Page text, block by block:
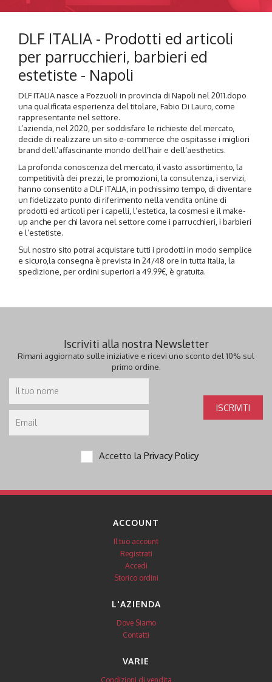
DLF ITALIA - Prodotti ed articoli
per parrucchieri, barbieri ed
estetiste - Napoli
DLF ITALIA nasce a Pozzuoli in provincia di Napoli nel 2011.dopo
una qualificata esperienza del titolare, Fabio Di Lauro, come
rappresentante nel settore.
L’azienda, nel 2020, per soddisfare le richieste del mercato,
decide di realizzare un sito e-commerce che ospitasse i migliori
brand dell’affascinante mondo dell’hair e dell’aesthetics.
La profonda conoscenza del mercato, il vasto assortimento, la
competitività dei prezzi, le promozioni, la consulenza, i servizi,
hanno consentito a DLF ITALIA, in pochissimo tempo, di diventare
un fidelizzato punto di riferimento nella vendita online di
prodotti ed articoli per i capelli, l’estetica, la cosmesi e il make-
up anche per chi lavora nel settore come i parrucchieri, i barbieri
e l’estetiste.
Sul nostro sito potrai acquistare tutti i prodotti in modo semplice
e sicuro,la consegna è prevista in 24/48 ore in tutta Italia, la
spedizione, per ordini superiori a 49.99€, è gratuita.
Iscriviti alla nostra Newsletter
Rimani aggiornato sulle iniziative e ricevi uno sconto del 10% sul
primo ordine.
ISCRIVITI
Accetto laPrivacy Policy
ACCOUNT
Il tuo account
Registrati
Accedi
Storico ordini
L'AZIENDA
Dove Siamo
Contatti
VARIE
Condizioni di vendita